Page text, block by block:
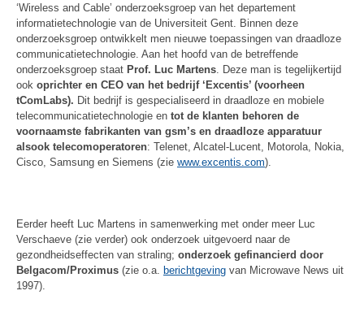
‘Wireless and Cable’ onderzoeksgroep van het departement
informatietechnologie van de Universiteit Gent. Binnen deze
onderzoeksgroep ontwikkelt men nieuwe toepassingen van draadloze
communicatietechnologie. Aan het hoofd van de betreffende
onderzoeksgroep staat Prof. Luc Martens . Deze man is tegelijkertijd
ook oprichter en CEO van het bedrijf ‘Excentis’ (voorheen
tComLabs). Dit bedrijf is gespecialiseerd in draadloze en mobiele
telecommunicatietechnologie en tot de klanten behoren de
voornaamste fabrikanten van gsm’s en draadloze apparatuur
alsook telecomoperatoren: Telenet, Alcatel-Lucent, Motorola, Nokia,
Cisco, Samsung en Siemens (zie www.excentis.com).
Eerder heeft Luc Martens in samenwerking met onder meer Luc
Verschaeve (zie verder) ook onderzoek uitgevoerd naar de
gezondheidseffecten van straling; onderzoek gefinancierd door
Belgacom/Proximus (zie o.a. berichtgeving van Microwave News uit
1997).